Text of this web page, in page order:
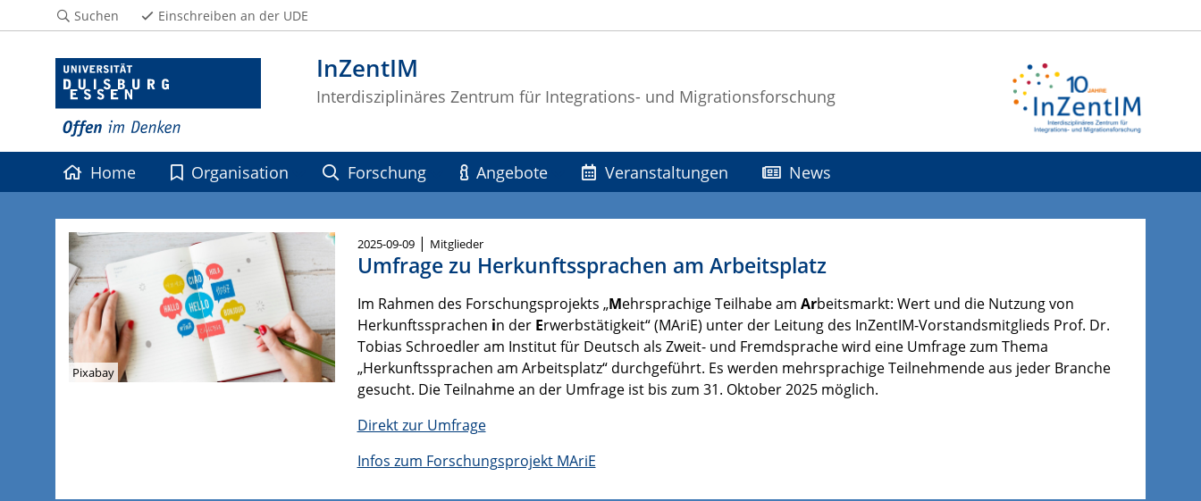
InZentIM
Interdisziplinäres Zentrum für Integrations- und Migrationsforschung
Suchen Einschreiben an der UDE
Home Organisation Forschung Angebote Veranstaltungen News
Pixabay
2025-09-09| Mitglieder
Umfrage zu Herkunftssprachen am Arbeitsplatz
Im Rahmen des Forschungsprojekts „Mehrsprachige Teilhabe am Arbeitsmarkt: Wert und die Nutzung von
Herkunftssprachen in der Erwerbstätigkeit“ (MAriE) unter der Leitung des InZentIM-Vorstandsmitglieds Prof. Dr.
Tobias Schroedler am Institut für Deutsch als Zweit- und Fremdsprache wird eine Umfrage zum Thema
„Herkunftssprachen am Arbeitsplatz“ durchgeführt. Es werden mehrsprachige Teilnehmende aus jeder Branche
gesucht. Die Teilnahme an der Umfrage ist bis zum 31. Oktober 2025 möglich.
Direkt zur Umfrage
Infos zum Forschungsprojekt MAriE